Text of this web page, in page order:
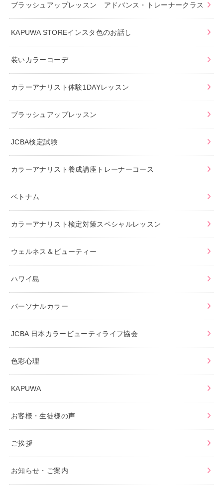
ブラッシュアップレッスン アドバンス・トレーナークラス
KAPUWA STOREインスタ色のお話し
装いカラーコーデ
カラーアナリスト体験1DAYレッスン
ブラッシュアップレッスン
JCBA検定試験
カラーアナリスト養成講座トレーナーコース
ベトナム
カラーアナリスト検定対策スペシャルレッスン
ウェルネス＆ビューティー
ハワイ島
パーソナルカラー
JCBA 日本カラービューティライフ協会
色彩心理
KAPUWA
お客様・生徒様の声
ご挨拶
お知らせ・ご案内